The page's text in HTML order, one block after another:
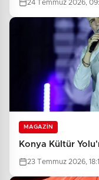
24 Temmuz 2026,
MAGAZİN
Konya Kültür
23 Temmuz 2026,